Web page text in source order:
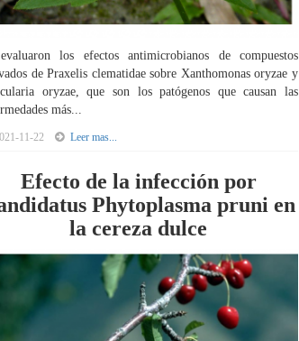
los efectos antimicrobianos de compuestos
de Praxelis clematidae sobre Xanthomonas oryzae y
oryzae, que son los patógenos que causan las
más...
11-22 Leer mas...
Efecto de la infección por
Phytoplasma pruni en
la cereza dulce